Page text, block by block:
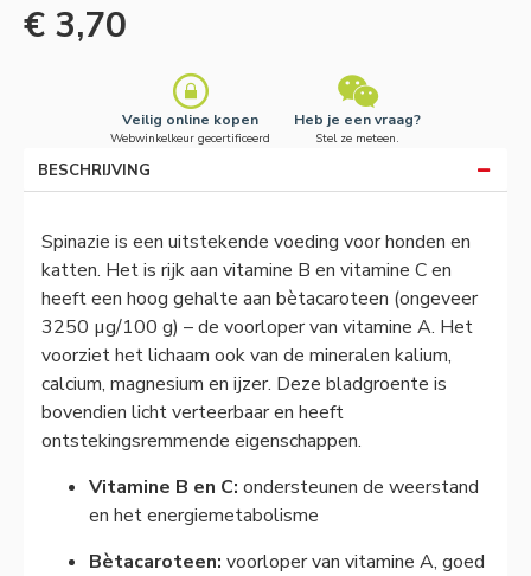
€ 3,70
Veilig online kopen
Webwinkelkeur gecertificeerd
Heb je een vraag?
Stel ze meteen.
BESCHRIJVING
Spinazie is een uitstekende voeding voor honden en
katten. Het is rijk aan vitamine B en vitamine C en
heeft een hoog gehalte aan bètacaroteen (ongeveer
3250 µg/100 g) – de voorloper van vitamine A. Het
voorziet het lichaam ook van de mineralen kalium,
calcium, magnesium en ijzer. Deze bladgroente is
bovendien licht verteerbaar en heeft
ontstekingsremmende eigenschappen.
Vitamine B en C: ondersteunen de weerstand
en het energiemetabolisme
Bètacaroteen: voorloper van vitamine A, goed